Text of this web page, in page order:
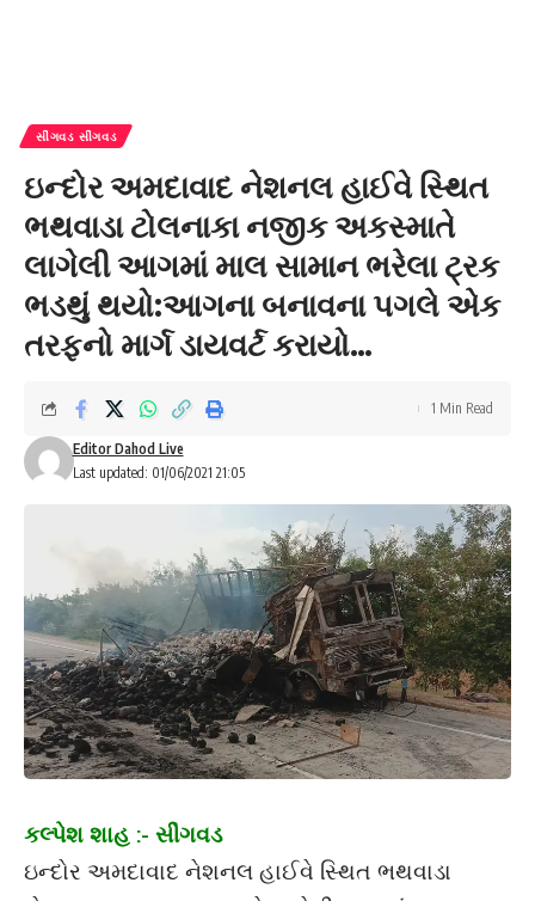
સીંગવડ સીંગવડ
ઇન્દોર અમદાવાદ નેશનલ હાઈવે સ્થિત
ભથવાડા ટોલનાકા નજીક અકસ્માતે
લાગેલી આગમાં માલ સામાન ભરેલા ટ્રક
ભડથું થયો:આગના બનાવના પગલે એક
તરફનો માર્ગ ડાયવર્ટ કરાયો…
Last updated: 01/06/2021 21:05
Editor Dahod Live
1 Min Read
કલ્પેશ શાહ :- સીંગવડ
ઇન્દોર અમદાવાદ નેશનલ હાઈવે સ્થિત ભથવાડા